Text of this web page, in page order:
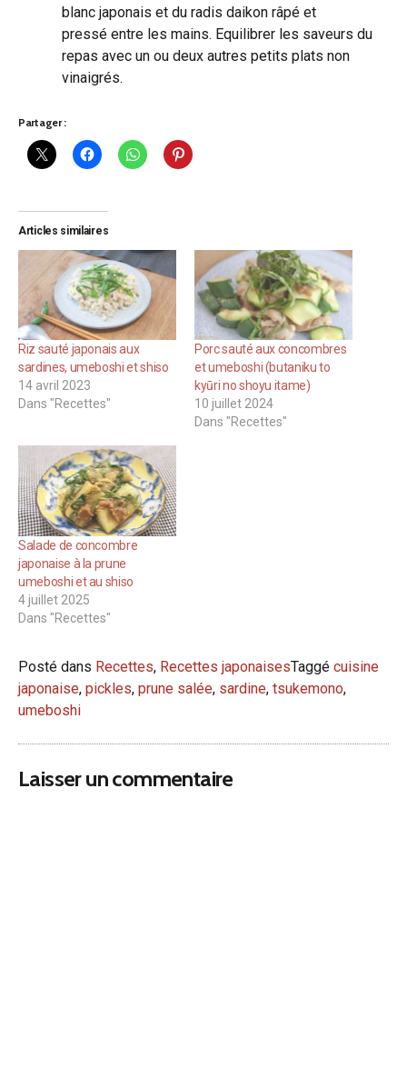
blanc japonais et du radis daikon râpé et
pressé entre les mains. Equilibrer les saveurs du
repas avec un ou deux autres petits plats non
vinaigrés.
Partager :
Articles similaires
Riz sauté japonais aux
sardines, umeboshi et shiso
14 avril 2023
Dans "Recettes"
Porc sauté aux concombres
et umeboshi (butaniku to
kyūri no shoyu itame)
10 juillet 2024
Dans "Recettes"
Salade de concombre
japonaise à la prune
umeboshi et au shiso
4 juillet 2025
Dans "Recettes"
Posté dans Recettes, Recettes japonaisesTaggé cuisine
japonaise, pickles, prune salée, sardine, tsukemono,
umeboshi
Laisser un commentaire